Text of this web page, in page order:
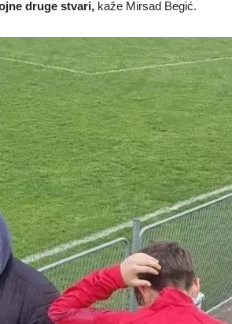
druge stvari, kaže Mirsad Begić.